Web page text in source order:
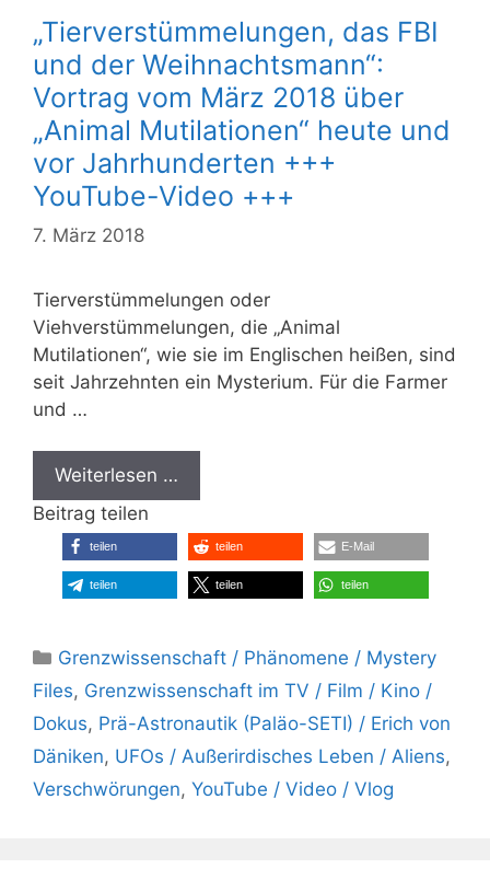
„Tierverstümmelungen, das FBI
und der Weihnachtsmann“:
Vortrag vom März 2018 über
„Animal Mutilationen“ heute und
vor Jahrhunderten +++
YouTube-Video +++
7. März 2018
Tierverstümmelungen oder
Viehverstümmelungen, die „Animal
Mutilationen“, wie sie im Englischen heißen, sind
seit Jahrzehnten ein Mysterium. Für die Farmer
und …
Weiterlesen …
Beitrag teilen
teilen teilen E-Mail
teilen teilen teilen
Kategorien
Grenzwissenschaft / Phänomene / Mystery
Files, Grenzwissenschaft im TV / Film / Kino /
Dokus, Prä-Astronautik (Paläo-SETI) / Erich von
Däniken, UFOs / Außerirdisches Leben / Aliens,
Verschwörungen, YouTube / Video / Vlog